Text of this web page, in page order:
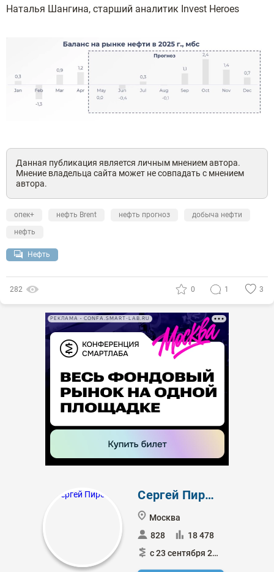
Наталья Шангина, старший аналитик Invest Heroes
Данная публикация является личным мнением автора.
Мнение владельца сайта может не совпадать с мнением
автора.
опек+ нефть Brent нефть прогноз
добыча нефти
нефть
Нефть
282 0 1 3
РЕКЛАМА • CONFA.SMART-LAB.RU
Сергей Пирогов
Москва
828
18 478
с 23 сентября 2019